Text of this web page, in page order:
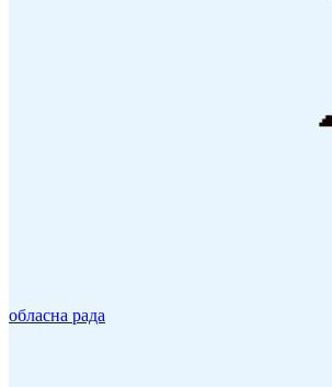
обласна рада